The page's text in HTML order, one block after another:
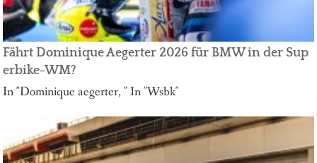
Fährt Dominique Aegerter 2026 für BMW in der Sup
erbike-WM?
In "Dominique aegerter, " In "Wsbk"